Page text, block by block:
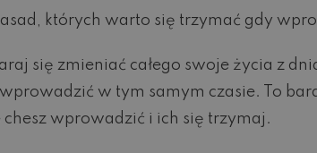
których warto się trzymać gdy
się zmieniać całego swoje życia z
w tym samym czasie. To
wprowadzić i ich się trzymaj.